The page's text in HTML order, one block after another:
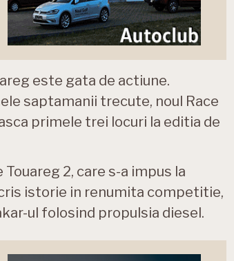
este gata de actiune.
saptamanii trecute, noul Race
primele trei locuri la editia de
2, care s-a impus la
istorie in renumita competitie,
ul folosind propulsia diesel.